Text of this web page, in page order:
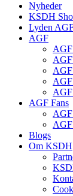
Nyheder
KSDH
Lyden
AGF
AGF
AGF Fans
AGF
Blogs
Om KSDH